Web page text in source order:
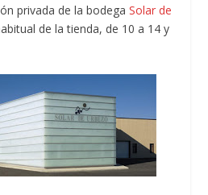
privada de la bodegaSolar de
de la tienda, de 10 a 14 y